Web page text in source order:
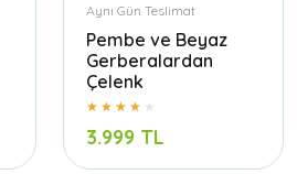
Aynı Gün Teslimat
Pembe ve Beyaz
Gerberalardan
Çelenk
3.999 TL